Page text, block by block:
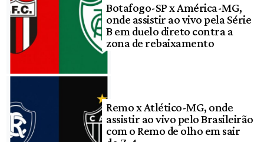
Botafogo-SP x América-MG,
onde assistir ao vivo pela Série
B em duelo direto contra a
zona de rebaixamento
Remo x Atlético-MG, onde
assistir ao vivo pelo Brasileirão
com o Remo de olho em sair